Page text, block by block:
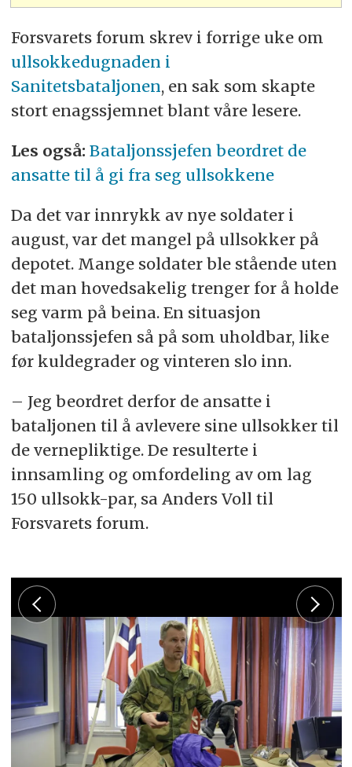
Forsvarets forum skrev i forrige uke om
ullsokkedugnaden i
Sanitetsbataljonen, en sak som skapte
stort enagssjemnet blant våre lesere.
Les også: Bataljonssjefen beordret de
ansatte til å gi fra seg ullsokkene
Da det var innrykk av nye soldater i
august, var det mangel på ullsokker på
depotet. Mange soldater ble stående uten
det man hovedsakelig trenger for å holde
seg varm på beina. En situasjon
bataljonssjefen så på som uholdbar, like
før kuldegrader og vinteren slo inn.
– Jeg beordret derfor de ansatte i
bataljonen til å avlevere sine ullsokker til
de vernepliktige. De resulterte i
innsamling og omfordeling av om lag
150 ullsokk-par, sa Anders Voll til
Forsvarets forum.